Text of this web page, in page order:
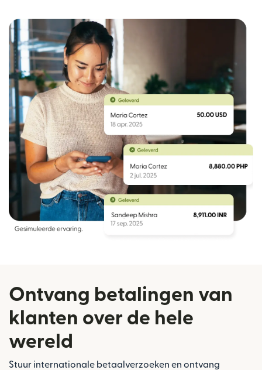
Ontvang betalingen van
klanten over de hele
wereld
Stuur internationale betaalverzoeken en ontvang